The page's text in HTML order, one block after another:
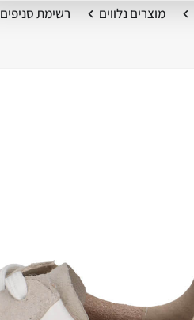
מוצרים נלווים רשימת סניפים